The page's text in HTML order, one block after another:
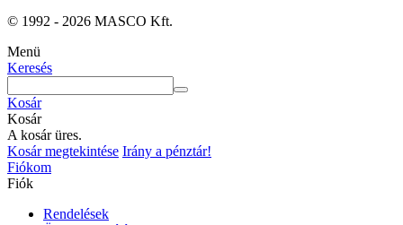
© 1992 - 2026 MASCO Kft.
Menü
Keresés
Kosár
Kosár
A kosár üres.
Kosár megtekintése Irány a pénztár!
Fiókom
Fiók
Rendelések